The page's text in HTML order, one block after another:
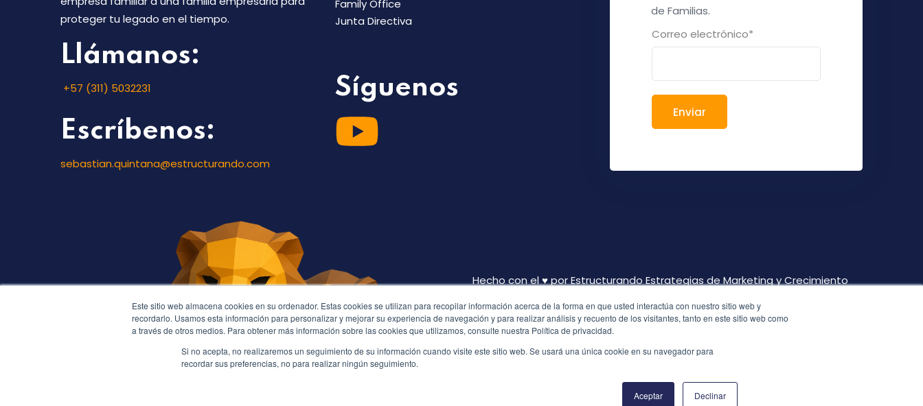
Este sitio web almacena cookies en su ordenador. Estas cookies se utilizan para recopilar información acerca de la forma en que usted interactúa con nuestro sitio web y
recordarlo. Usamos esta información para personalizar y mejorar su experiencia de navegación y para realizar análisis y recuento de los visitantes, tanto en este sitio web como
a través de otros medios. Para obtener más información sobre las cookies que utilizamos, consulte nuestra Política de privacidad.
Si no acepta, no realizaremos un seguimiento de su información cuando visite este sitio web. Se usará una única cookie en su navegador para
recordar sus preferencias, no para realizar ningún seguimiento.
Aceptar Declinar
proteger tu legado en el tiempo.
Llámanos:
+57 (311) 5032231
Escríbenos:
sebastian.quintana@estructurando.com
Family Office
Junta Directiva
Síguenos
de Familias.
Correo electrónico*
Hecho con el ♥ porEstructurando Estrategias de Marketing y Crecimiento
"Yo los he enviado a ustedes a cosechar lo que nos les costó ningún
trabajo. Otros se han fatigado trabajando y ustedes han
Derechos Reservados ©KRECER 2016 - 2025